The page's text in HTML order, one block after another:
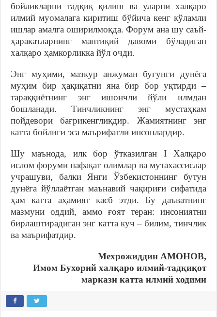
бойликларни тадқиқ қилиш ва уларни халқаро
илмий муомалага киритиш бўйича кенг кўламли
ишлар амалга оширилмоқда. Форум ана шу саъй-
ҳаракатларнинг мантиқий давоми бўладиган
халқаро ҳамкорликка йўл очди.
Энг муҳими, мазкур анжуман бугунги дунёга
муҳим бир ҳақиқатни яна бир бор уқтирди –
тараққиётнинг энг ишончли йўли илмдан
бошланади. Тинчликнинг энг мустаҳкам
пойдевори бағрикенгликдир. Жамиятнинг энг
катта бойлиги эса маърифатли инсонлардир.
Шу маънода, илк бор ўтказилган I Халқаро
ислом форуми нафақат олимлар ва мутахассислар
учрашуви, балки Янги Ўзбекистоннинг бутун
дунёга йўллаётган маънавий чақириғи сифатида
ҳам катта аҳамият касб этди. Бу даъватнинг
мазмуни оддий, аммо ғоят теран: инсониятни
бирлаштирадиган энг катта куч – билим, тинчлик
ва маърифатдир.
Мехрожиддин АМОНОВ,
Имом Бухорий халқаро илмий-тадқиқот
маркази катта илмий ходими